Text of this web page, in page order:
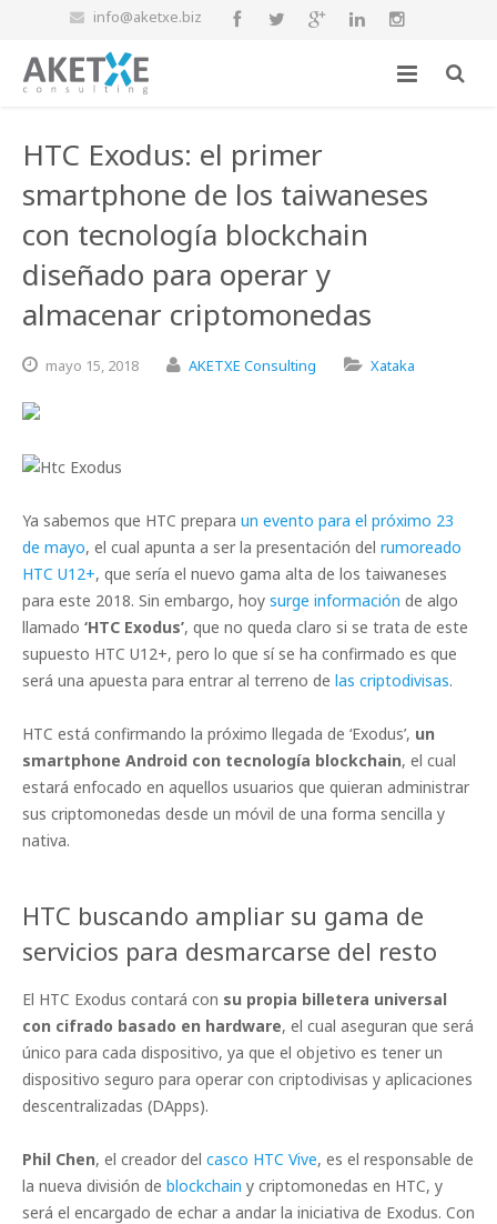
info@aketxe.biz
HTC Exodus: el primer
smartphone de los taiwaneses
con tecnología blockchain
diseñado para operar y
almacenar criptomonedas
mayo 15, 2018 AKETXE Consulting Xataka
Ya sabemos que HTC prepara un evento para el próximo 23
de mayo, el cual apunta a ser la presentación del rumoreado
HTC U12+, que sería el nuevo gama alta de los taiwaneses
para este 2018. Sin embargo, hoy surge información de algo
llamado ‘HTC Exodus’, que no queda claro si se trata de este
supuesto HTC U12+, pero lo que sí se ha confirmado es que
será una apuesta para entrar al terreno de las criptodivisas.
HTC está confirmando la próximo llegada de ‘Exodus’, un
smartphone Android con tecnología blockchain, el cual
estará enfocado en aquellos usuarios que quieran administrar
sus criptomonedas desde un móvil de una forma sencilla y
nativa.
HTC buscando ampliar su gama de
servicios para desmarcarse del resto
El HTC Exodus contará con su propia billetera universal
con cifrado basado en hardware, el cual aseguran que será
único para cada dispositivo, ya que el objetivo es tener un
dispositivo seguro para operar con criptodivisas y aplicaciones
descentralizadas (DApps).
Phil Chen, el creador del casco HTC Vive, es el responsable de
la nueva división de blockchain y criptomonedas en HTC, y
será el encargado de echar a andar la iniciativa de Exodus. Con